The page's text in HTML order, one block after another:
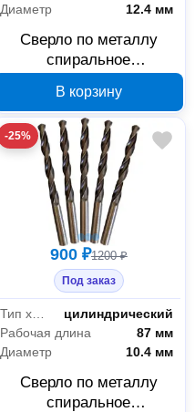
Диаметр
12.4 мм
Сверло по металлу
спиральное
12.4 мм Р6М5 18746А
В корзину
-25%
900 ₽1200 ₽
Под заказ
Тип хвостовика
цилиндрический
Рабочая длина
87 мм
Диаметр
10.4 мм
Сверло по металлу
спиральное